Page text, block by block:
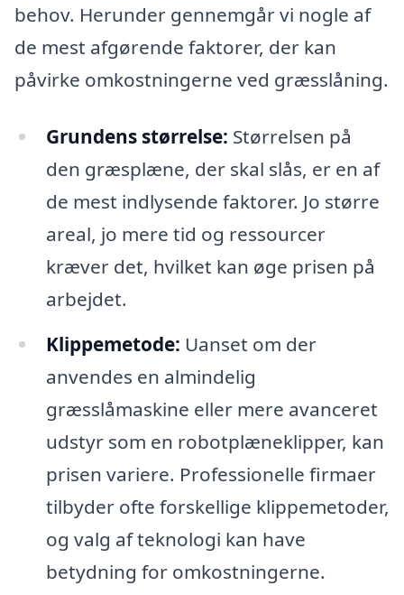
behov. Herunder gennemgår vi nogle af
de mest afgørende faktorer, der kan
påvirke omkostningerne ved græsslåning.
Grundens størrelse: Størrelsen på
den græsplæne, der skal slås, er en af
de mest indlysende faktorer. Jo større
areal, jo mere tid og ressourcer
kræver det, hvilket kan øge prisen på
arbejdet.
Klippemetode: Uanset om der
anvendes en almindelig
græsslåmaskine eller mere avanceret
udstyr som en robotplæneklipper, kan
prisen variere. Professionelle firmaer
tilbyder ofte forskellige klippemetoder,
og valg af teknologi kan have
betydning for omkostningerne.